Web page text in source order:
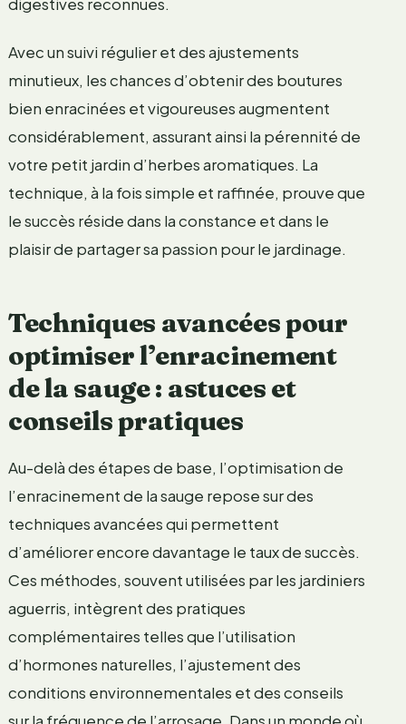
Avec un suivi régulier et des ajustements
minutieux, les chances d’obtenir des boutures
bien enracinées et vigoureuses augmentent
considérablement, assurant ainsi la pérennité de
votre petit jardin d’herbes aromatiques. La
technique, à la fois simple et raffinée, prouve que
le succès réside dans la constance et dans le
plaisir de partager sa passion pour le jardinage.
Techniques avancées pour
optimiser l’enracinement
de la sauge : astuces et
conseils pratiques
Au-delà des étapes de base, l’optimisation de
l’enracinement de la sauge repose sur des
techniques avancées qui permettent
d’améliorer encore davantage le taux de succès.
Ces méthodes, souvent utilisées par les jardiniers
aguerris, intègrent des pratiques
complémentaires telles que l’utilisation
d’hormones naturelles, l’ajustement des
conditions environnementales et des conseils